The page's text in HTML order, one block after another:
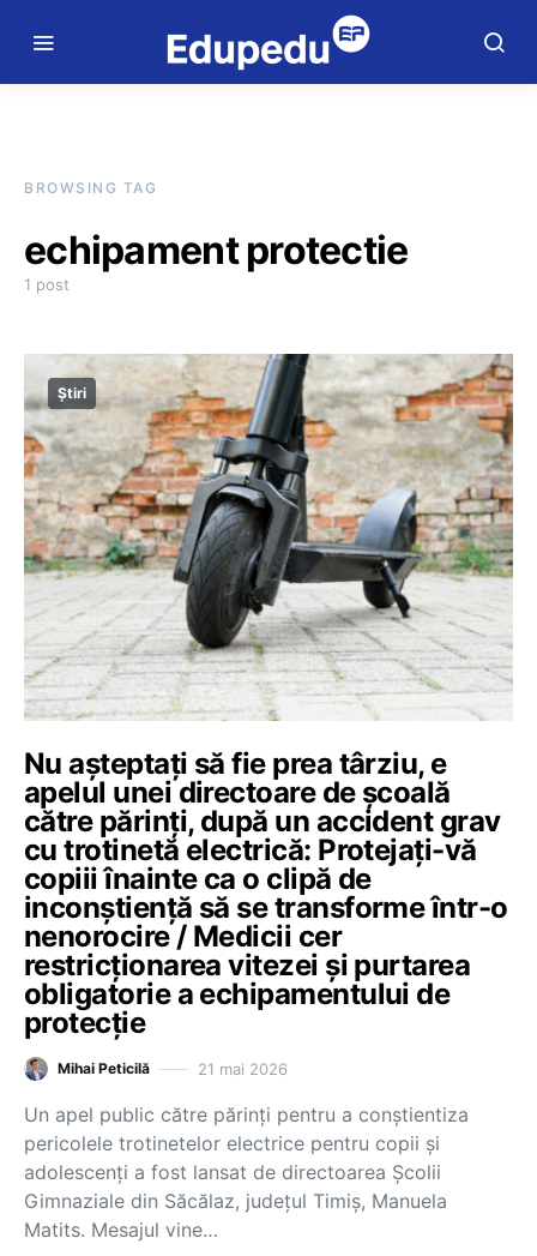
BROWSING TAG
echipament protectie
1 post
Știri
Nu așteptați să fie prea târziu, e
apelul unei directoare de școală
către părinți, după un accident grav
cu trotinetă electrică: Protejați-vă
copiii înainte ca o clipă de
inconștiență să se transforme într-o
nenorocire / Medicii cer
restricționarea vitezei și purtarea
obligatorie a echipamentului de
protecție
Mihai Peticilă 21 mai 2026
Un apel public către părinți pentru a conștientiza
pericolele trotinetelor electrice pentru copii și
adolescenți a fost lansat de directoarea Școlii
Gimnaziale din Săcălaz, județul Timiș, Manuela
Matits. Mesajul vine…